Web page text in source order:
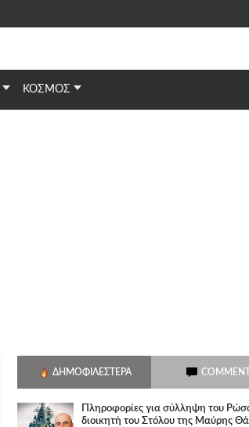
ΚΟΣΜΟΣ
ΔΗΜΟΦΙΛΈΣΤΕΡΑ COMMENT
Πληροφορίες για σύλληψη του
διοικητή του Στόλου της Mαύρης